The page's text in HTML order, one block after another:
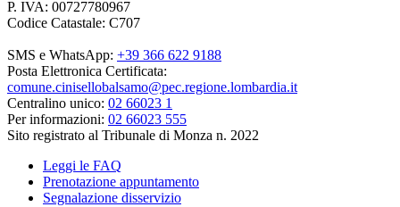
P. IVA: 00727780967
Codice Catastale: C707
SMS e WhatsApp: +39 366 622 9188
Posta Elettronica Certificata:
comune.cinisellobalsamo@pec.regione.lombardia.it
Centralino unico: 02 66023 1
Per informazioni: 02 66023 555
Sito registrato al Tribunale di Monza n. 2022
Leggi le FAQ
Prenotazione appuntamento
Segnalazione disservizio